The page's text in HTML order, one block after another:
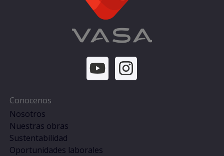
Conocenos
Nosotros
Nuestras obras
Sustentabilidad
Oportunidades laborales